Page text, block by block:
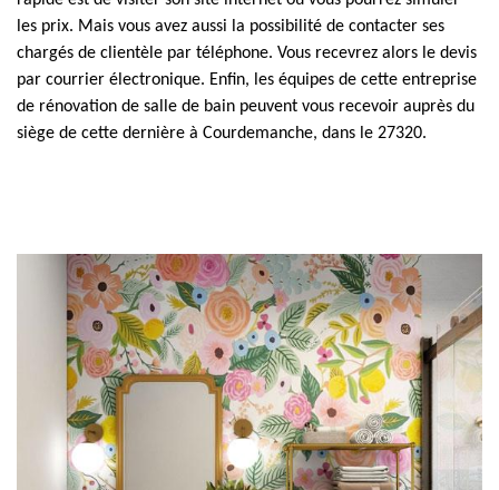
les prix. Mais vous avez aussi la possibilité de contacter ses
chargés de clientèle par téléphone. Vous recevrez alors le devis
par courrier électronique. Enfin, les équipes de cette entreprise
de rénovation de salle de bain peuvent vous recevoir auprès du
siège de cette dernière à Courdemanche, dans le 27320.